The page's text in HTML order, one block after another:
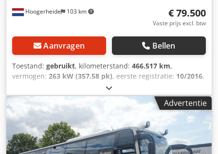
Hoogerheide 103 km € 79.500
Vaste prijs excl. btw
Aanvragen Bellen
Toestand: gebruikt, kilometerstand: 466.517 km,
vermogen: 263 kW (357,58 pk), eerste registratie: 10/2016,
, aantal zitplaatsen:
overbrenging:automatisch, volgende keuring (TÜV):
, emissieklasse: , kleur: wit
, remmen:
retarder
ABS, airconditioning,
badkamer, standkachel
Advertentie